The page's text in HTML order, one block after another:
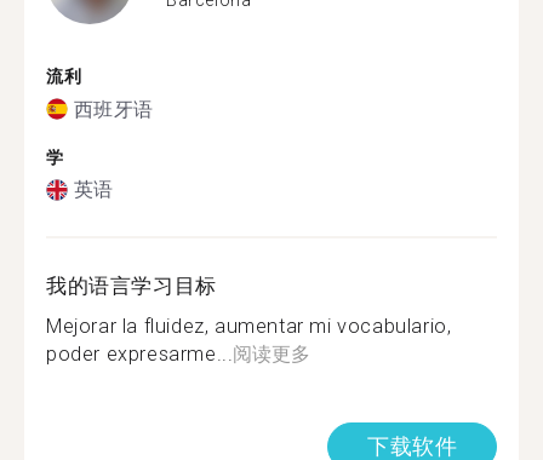
流利
西班牙语
学
英语
我的语言学习目标
Mejorar la fluidez, aumentar mi vocabulario,
poder expresarme...阅读更多
下载软件